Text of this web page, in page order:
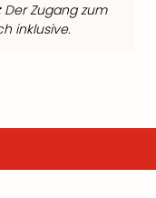
Der Zugang zum
inklusive.